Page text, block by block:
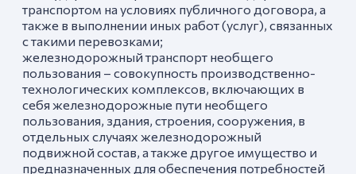
транспортом на условиях публичного договора, а
также в выполнении иных работ (услуг), связанных
с такими перевозками;
железнодорожный транспорт необщего
пользования – совокупность производственно-
технологических комплексов, включающих в
себя железнодорожные пути необщего
пользования, здания, строения, сооружения, в
отдельных случаях железнодорожный
подвижной состав, а также другое имущество и
предназначенных для обеспечения потребностей